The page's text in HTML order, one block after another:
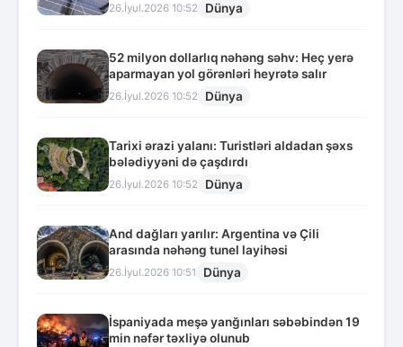
26.İyul.2026 10:52 Dünya
52 milyon dollarlıq nəhəng səhv: Heç yerə
aparmayan yol görənləri heyrətə salır
26.İyul.2026 10:52 Dünya
Tarixi ərazi yalanı: Turistləri aldadan şəxs
bələdiyyəni də çaşdırdı
26.İyul.2026 10:52 Dünya
And dağları yarılır: Argentina və Çili
arasında nəhəng tunel layihəsi
26.İyul.2026 10:51 Dünya
İspaniyada meşə yanğınları səbəbindən 19
min nəfər təxliyə olunub